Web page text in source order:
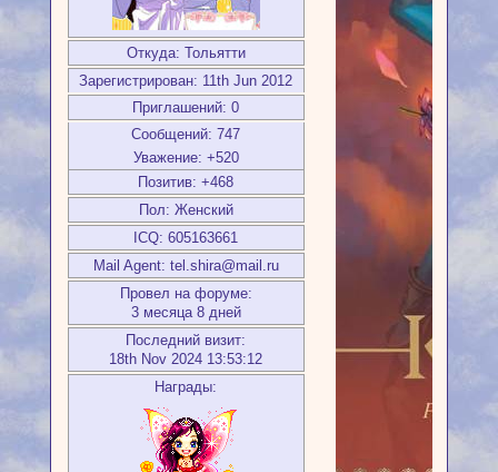
Откуда: Тольятти
Зарегистрирован: 11th Jun 2012
Приглашений: 0
Сообщений: 747
Уважение: +520
Позитив: +468
Пол: Женский
ICQ: 605163661
Mail Agent: tel.shira@mail.ru
Провел на форуме:
3 месяца 8 дней
Последний визит:
18th Nov 2024 13:53:12
Награды: